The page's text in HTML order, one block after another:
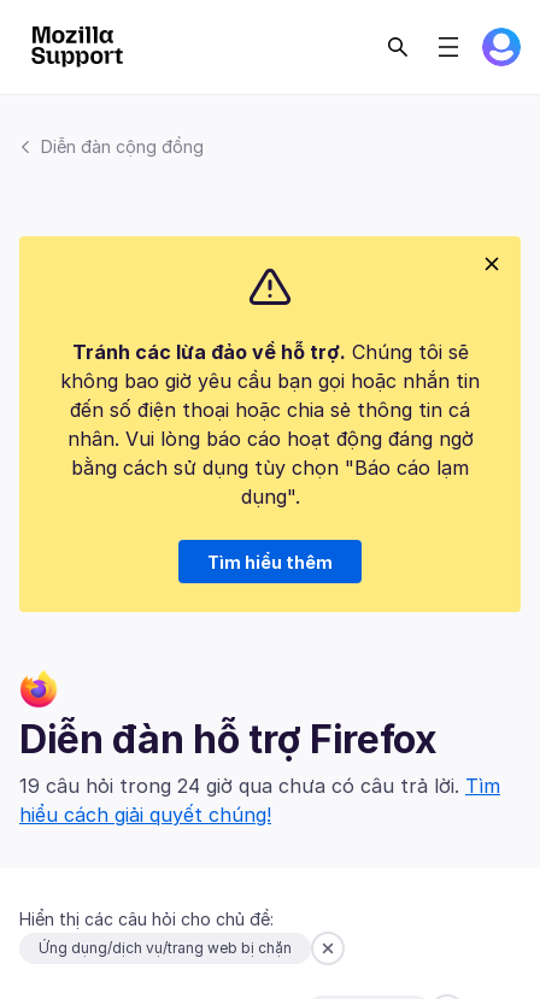
Diễn đàn cộng đồng
Tránh các lừa đảo về hỗ trợ. Chúng tôi sẽ
không bao giờ yêu cầu bạn gọi hoặc nhắn tin
đến số điện thoại hoặc chia sẻ thông tin cá
nhân. Vui lòng báo cáo hoạt động đáng ngờ
bằng cách sử dụng tùy chọn "Báo cáo lạm
dụng".
Tìm hiểu thêm
Diễn đàn hỗ trợ Firefox
19 câu hỏi trong 24 giờ qua chưa có câu trả lời. Tìm
hiểu cách giải quyết chúng!
Hiển thị các câu hỏi cho chủ đề:
Ứng dụng/dịch vụ/trang web bị chặn